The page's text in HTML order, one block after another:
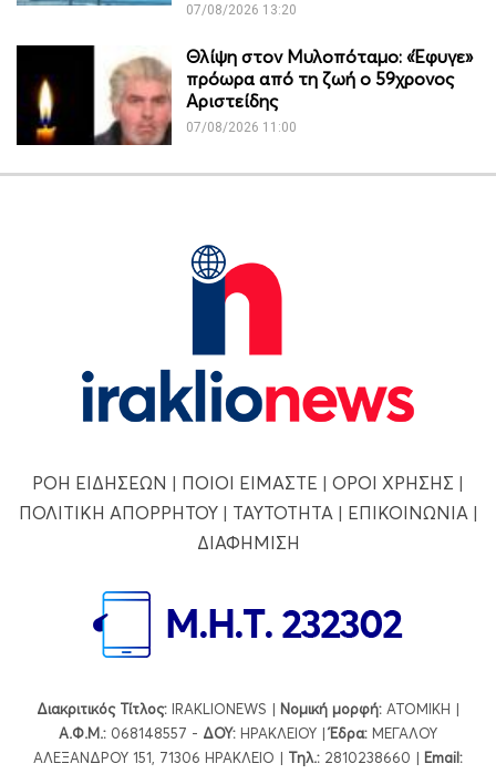
07/08/2026 13:20
Θλίψη στον Μυλοπόταμο: «Έφυγε»
πρόωρα από τη ζωή ο 59χρονος
Αριστείδης
07/08/2026 11:00
ΡΟΗ ΕΙΔΗΣΕΩΝ | ΠΟΙΟΙ ΕΙΜΑΣΤΕ | ΟΡΟΙ ΧΡΗΣΗΣ |
ΠΟΛΙΤΙΚΗ ΑΠΟΡΡΗΤΟΥ| ΤΑΥΤΟΤΗΤΑ | ΕΠΙΚΟΙΝΩΝΙΑ |
ΔΙΑΦΗΜΙΣΗ
Διακριτικός Τίτλος: IRAKLIONEWS | Νομική μορφή: ΑΤΟΜΙΚΗ |
Α.Φ.Μ.: 068148557 - ΔΟΥ: ΗΡΑΚΛΕΙΟΥ |Έδρα: ΜΕΓΑΛΟΥ
ΑΛΕΞΑΝΔΡΟΥ 151, 71306 ΗΡΑΚΛΕΙΟ | Τηλ.: 2810238660 | Εmail: